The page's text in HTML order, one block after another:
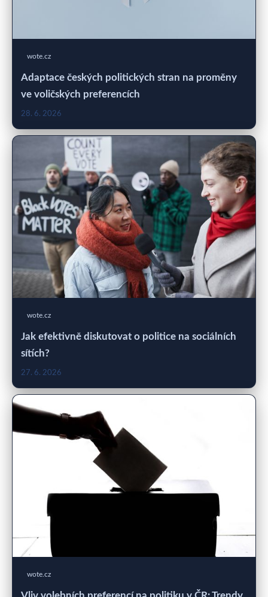
wote.cz
Adaptace českých politických stran na proměny
ve voličských preferencích
28. 6. 2026
wote.cz
Jak efektivně diskutovat o politice na sociálních
sítích?
27. 6. 2026
wote.cz